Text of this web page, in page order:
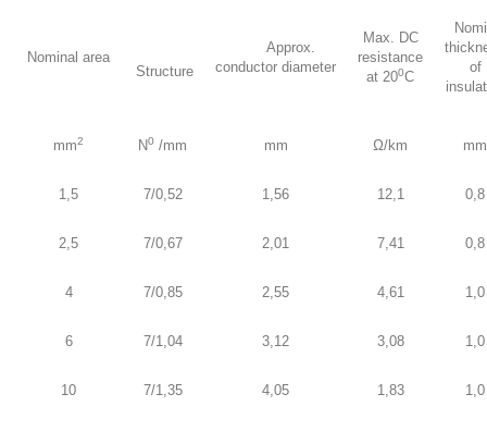
Nominal area
Structure
Approx.
conductor diameter
Max. DC
resistance
at 200C
of
mm2 N0 /mm mm Ω/km mm
1,5 7/0,52 1,56 12,1 0,8
2,5 7/0,67 2,01 7,41 0,8
4 7/0,85 2,55 4,61 1,0
6 7/1,04 3,12 3,08 1,0
10 7/1,35 4,05 1,83 1,0